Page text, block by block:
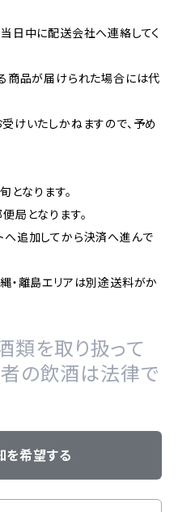
日中に配送会社へ連絡してく
商品が届けられた場合には代
けいたしかねますので、予め
なります。
局となります。
追加してから決済へ進んで
・離島エリアは別途送料がか
類を取り扱って
の飲酒は法律で
を希望する